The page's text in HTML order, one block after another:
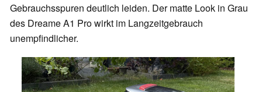
Gebrauchsspuren deutlich leiden. Der matte Look in Grau
des Dreame A1 Pro wirkt im Langzeitgebrauch
unempfindlicher.